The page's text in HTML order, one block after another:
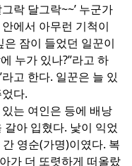
락 달그락~~’ 누군가
에서 아무런 기척이
잠이 들었던 일꾼이
누가 있나?”라고 하
고 한다. 일꾼은 늘 있
다.
는 여인은 등에 배낭
아 입혔다. 낯이 익었
영순(가명)이였다. 복
가 더 또렷하게 떠올랐